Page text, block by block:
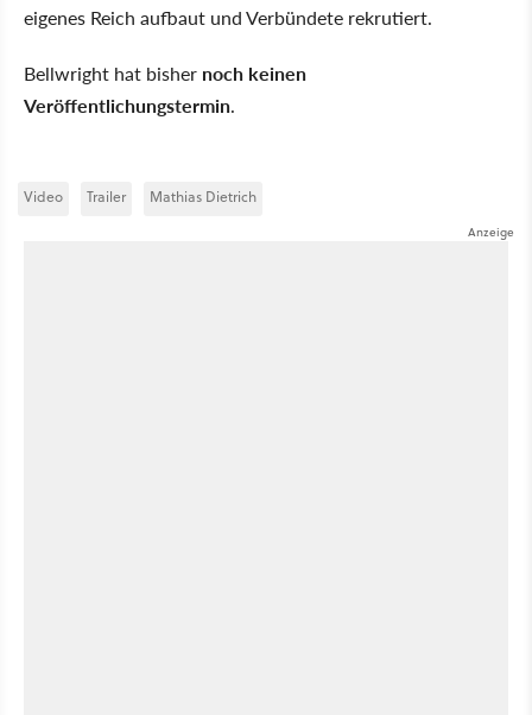
eigenes Reich aufbaut und Verbündete rekrutiert.
Bellwright hat bisher noch keinen
Veröffentlichungstermin.
Video Trailer Mathias Dietrich